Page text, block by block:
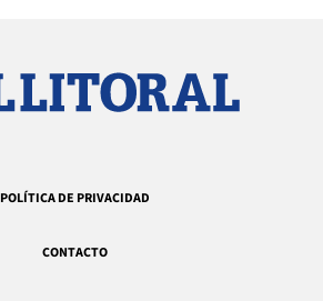
POLÍTICA DE PRIVACIDAD
CONTACTO